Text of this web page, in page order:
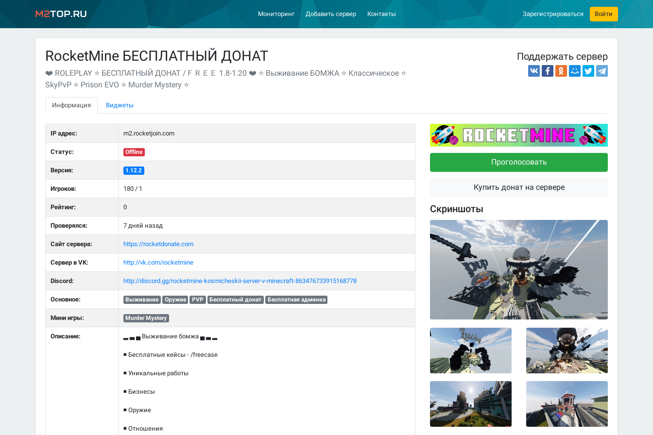
M2Top.ru Мониторинг Добавить сервер Контакты Зарегистрироваться Войти
RocketMine БЕСПЛАТНЫЙ ДОНАТ
❤️ ROLEPLAY ⭐ БЕСПЛАТНЫЙ ДОНАТ /ＦＲＥＥ 1.8-1.20 ❤️ ⭐ Выживание БОМЖА ⭐ Классическое ⭐
SkyPvP ⭐ Prison EVO ⭐ Murder Mystery ⭐
Поддержать сервер
Информация Виджеты
IP адрес: m2.rocketjoin.com
Статус: Offline
Версия: 1.12.2
Игроков: 180 / 1
Рейтинг: 0
Проверялся: 7 дней назад
Сайт сервера: https://rocketdonate.com
Сервер в VK: http://vk.com/rocketmine
Discord: http://discord.gg/rocketmine-kosmicheskii-server-v-minecraft-863476733915168778
Основное: Выживание Оружие PVP Бесплатный донат Бесплатная админка
Мини игры: Murder Mystery
Описание: ▂ ▃ ▄ Выживание бомжа ▄ ▃ ▂
◾ Бесплатные кейсы - /freecase
◾ Уникальные работы
◾ Бизнесы
◾ Оружие
◾ Отношения
Проголосовать
Купить донат на сервере
Скриншоты